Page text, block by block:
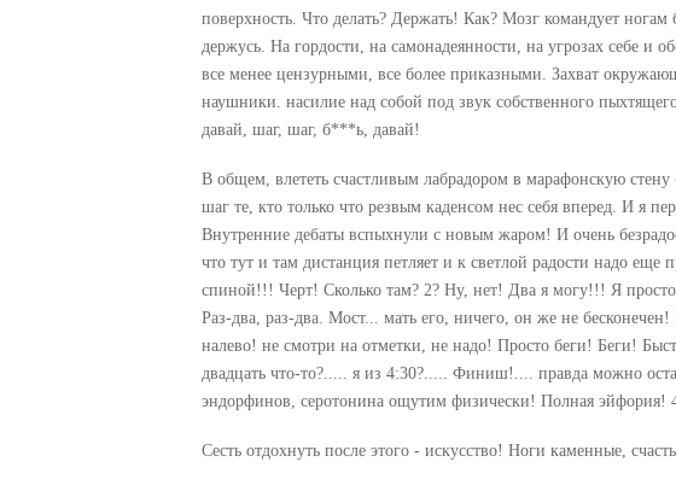
поверхность. Что делать? Держать! Как? Мозг командует
держусь. На гордости, на самонадеянности, на угрозах себе и
все менее цензурными, все более приказными. Захват
наушники. насилие над собой под звук собственного
давай, шаг, шаг, б***ь, давай!
В общем, влететь счастливым лабрадором в марафонскую
шаг те, кто только что резвым каденсом нес себя вперед. И я
Внутренние дебаты вспыхнули с новым жаром! И очень
что тут и там дистанция петляет и к светлой радости надо
спиной!!! Черт! Сколько там? 2? Ну, нет! Два я могу!!! Я
Раз-два, раз-два. Мост... мать его, ничего, он же не
налево! не смотри на отметки, не надо! Просто беги! Беги!
двадцать что-то?..... я из 4:30?..... Финиш!.... правда можно
эндорфинов, серотонина ощутим физически! Полная эйфория!
Сесть отдохнуть после этого - искусство! Ноги каменные,